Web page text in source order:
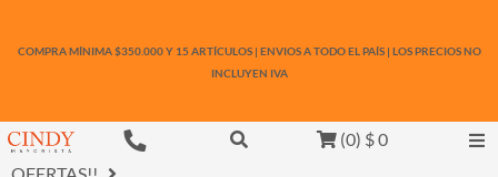
COMPRA MÍNIMA $350.000 Y 15 ARTÍCULOS | ENVIOS A TODO EL PAÍS | LOS PRECIOS NO
INCLUYEN IVA
(0) $ 0